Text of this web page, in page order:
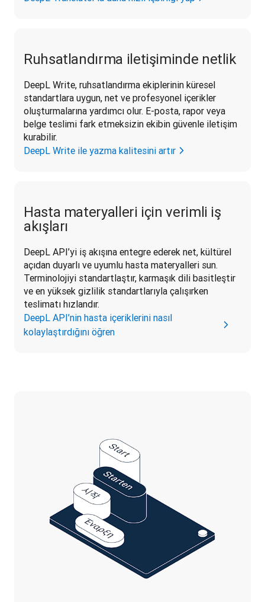
Ruhsatlandırma iletişiminde netlik
DeepL Write, ruhsatlandırma ekiplerinin küresel
standartlara uygun, net ve profesyonel içerikler
oluşturmalarına yardımcı olur. E-posta, rapor veya
belge teslimi fark etmeksizin ekibin güvenle iletişim
kurabilir.
DeepL Write ile yazma kalitesini artır
Hasta materyalleri için verimli iş
akışları
DeepL API’yi iş akışına entegre ederek net, kültürel
açıdan duyarlı ve uyumlu hasta materyalleri sun.
Terminolojiyi standartlaştır, karmaşık dili basitleştir
ve en yüksek gizlilik standartlarıyla çalışırken
teslimatı hızlandır.
DeepL API’nin hasta içeriklerini nasıl
kolaylaştırdığını öğren